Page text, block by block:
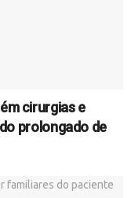
cirurgias e
prolongado de